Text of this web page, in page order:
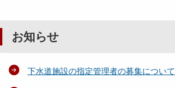
お知らせ
下水道施設の指定管理者の募集について